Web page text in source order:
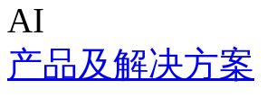
AI
产品及解决方案